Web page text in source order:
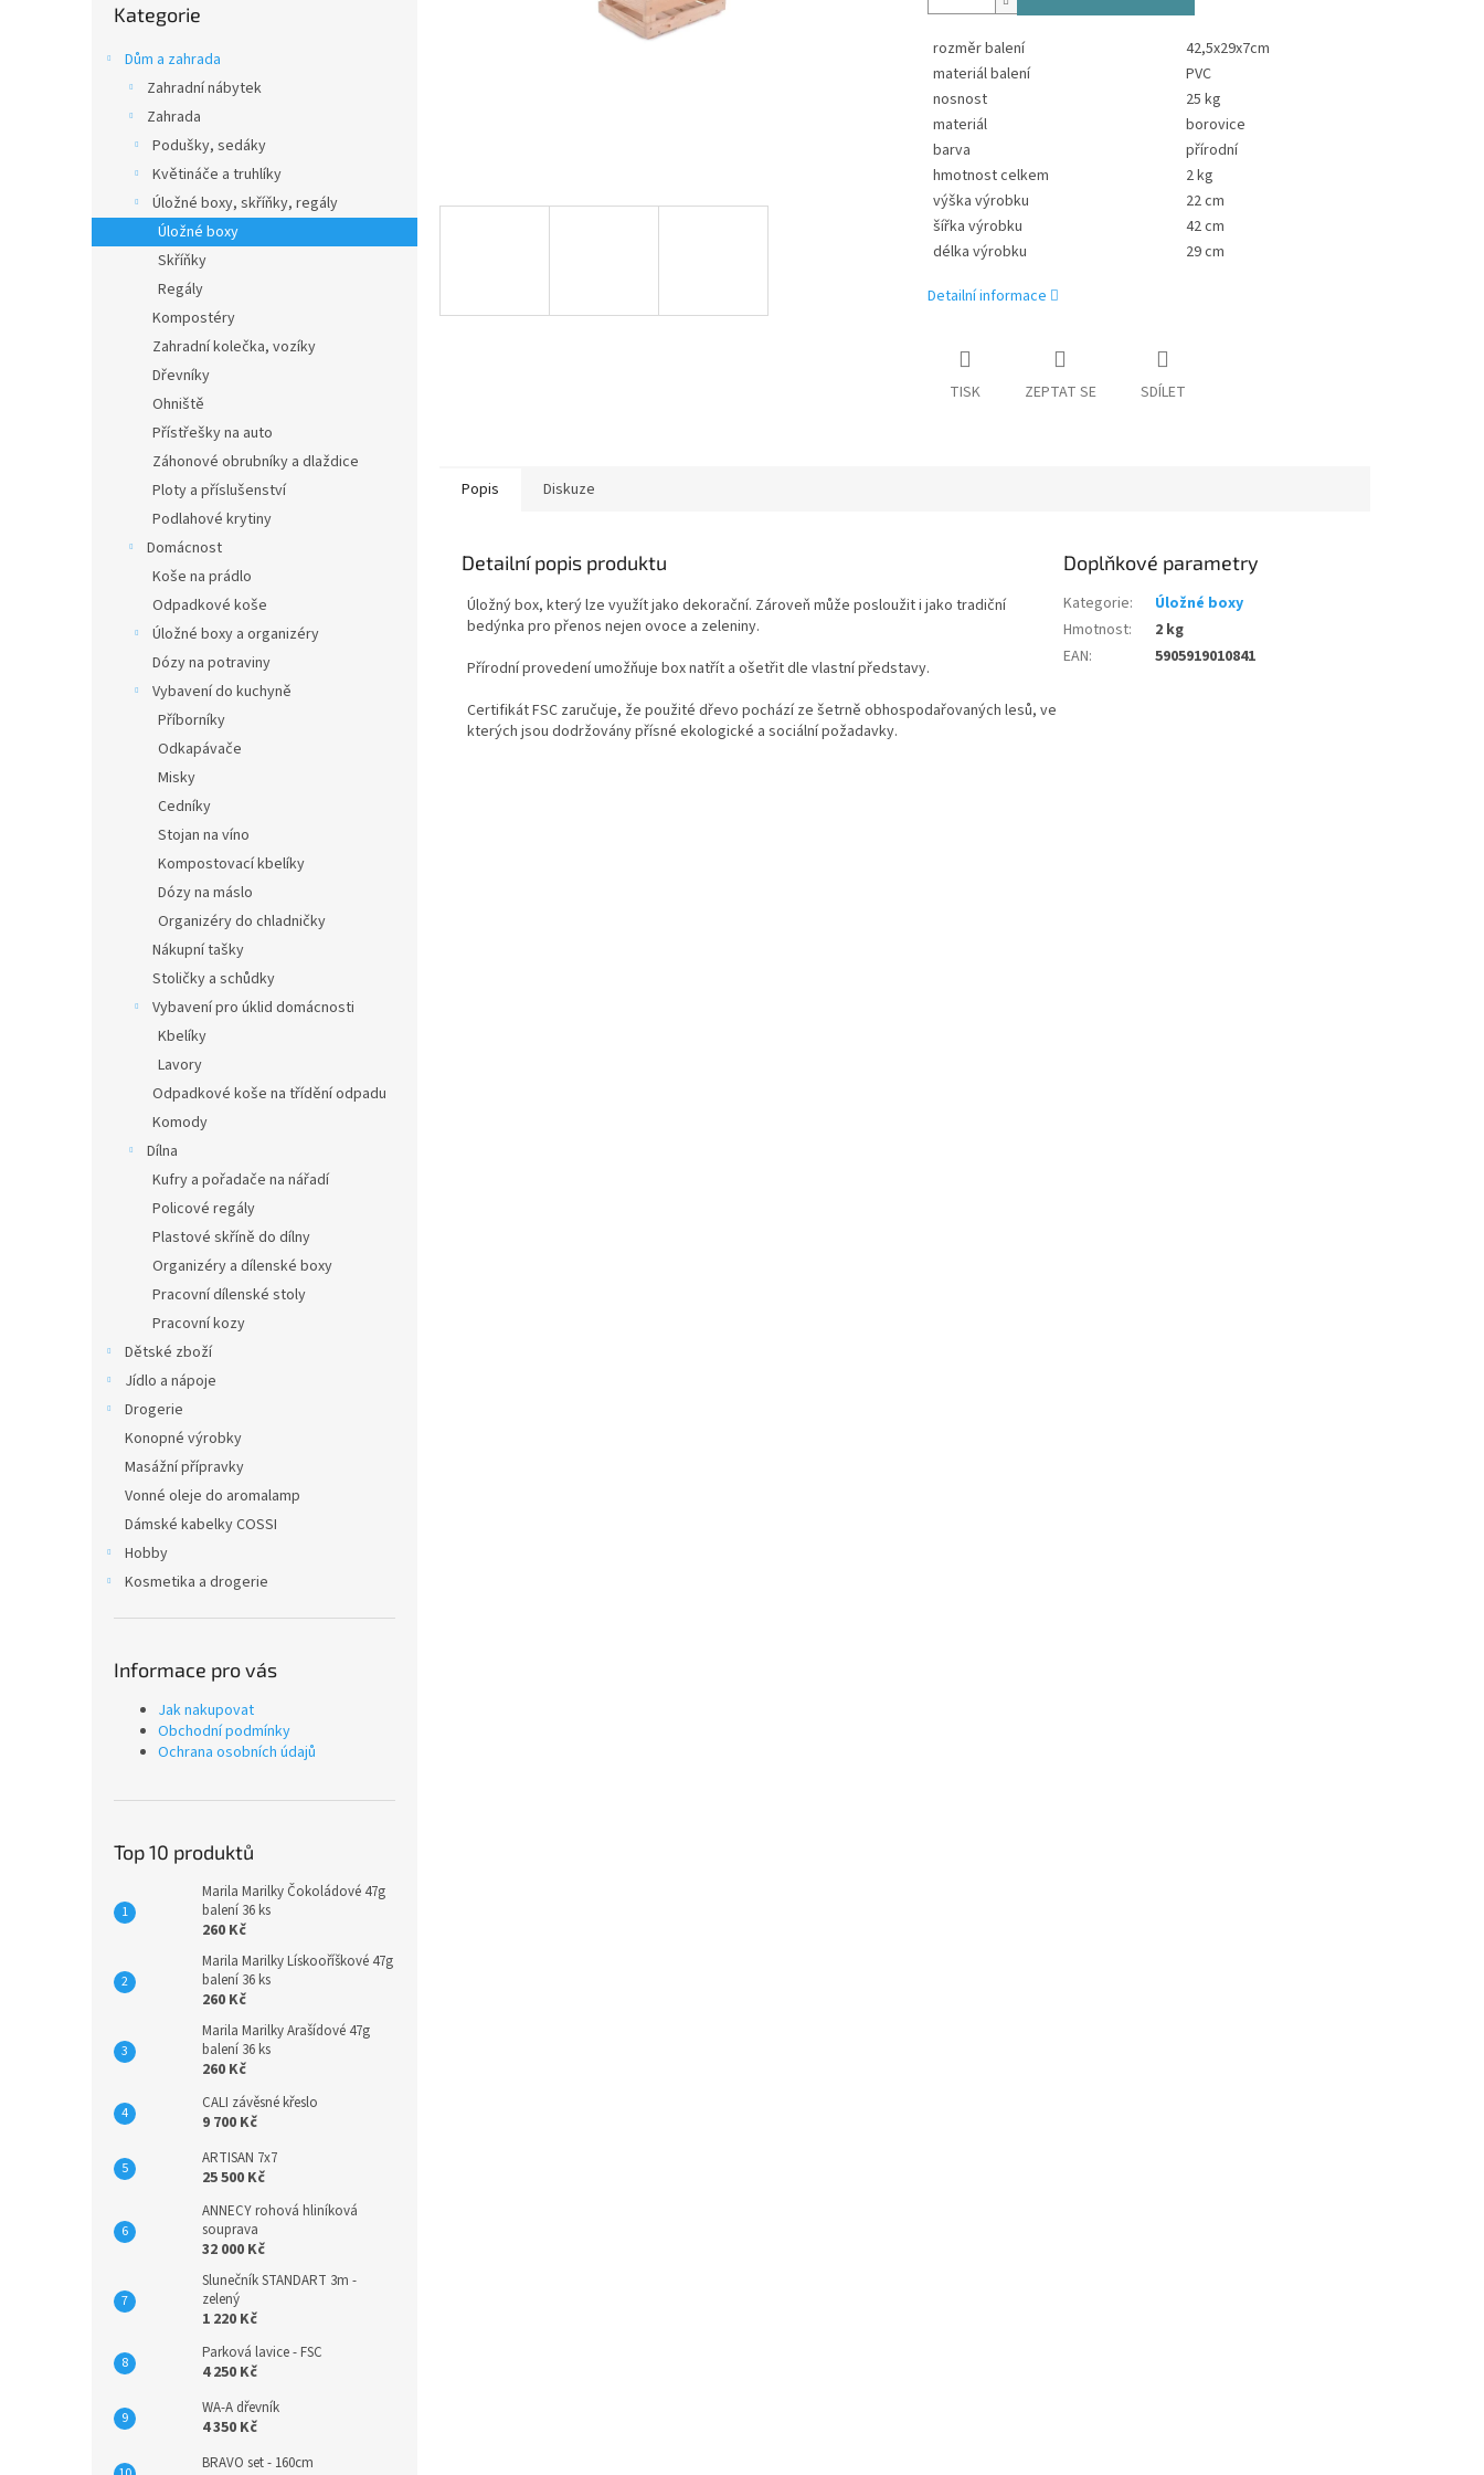
kategorie
Kategorie
Dům a zahrada
Zahradní nábytek
Zahrada
Podušky, sedáky
Květináče a truhlíky
Úložné boxy, skříňky, regály
Úložné boxy
Skříňky
Regály
Kompostéry
Zahradní kolečka, vozíky
Dřevníky
Ohniště
Přístřešky na auto
Záhonové obrubníky a dlaždice
Ploty a příslušenství
Podlahové krytiny
Domácnost
Koše na prádlo
Odpadkové koše
Úložné boxy a organizéry
Dózy na potraviny
Vybavení do kuchyně
Příborníky
Odkapávače
Misky
Cedníky
Stojan na víno
Kompostovací kbelíky
Dózy na máslo
Organizéry do chladničky
Nákupní tašky
Stoličky a schůdky
Vybavení pro úklid domácnosti
Kbelíky
Lavory
Odpadkové koše na třídění odpadu
Komody
Dílna
Kufry a pořadače na nářadí
Policové regály
Plastové skříně do dílny
Organizéry a dílenské boxy
Pracovní dílenské stoly
Pracovní kozy
Dětské zboží
Jídlo a nápoje
Drogerie
Konopné výrobky
Masážní přípravky
Vonné oleje do aromalamp
Dámské kabelky COSSI
Hobby
Kosmetika a drogerie
Informace pro vás
Jak nakupovat
Obchodní podmínky
Ochrana osobních údajů
Top 10 produktů
Marila Marilky Čokoládové 47g
balení 36 ks
260 Kč
Marila Marilky Lískooříškové 47g
balení 36 ks
260 Kč
Marila Marilky Arašídové 47g
balení 36 ks
260 Kč
CALI závěsné křeslo
9 700 Kč
ARTISAN 7x7
25 500 Kč
ANNECY rohová hliníková
souprava
32 000 Kč
Slunečník STANDART 3m -
zelený
1 220 Kč
Parková lavice - FSC
4 250 Kč
WA-A dřevník
4 350 Kč
BRAVO set - 160cm
rozměr balení
42,5x29x7cm
materiál balení
PVC
nosnost
25 kg
materiál
borovice
barva
přírodní
hmotnost celkem
2 kg
výška výrobku
22 cm
šířka výrobku
42 cm
délka výrobku
29 cm
Detailní informace
TISK ZEPTAT SE SDÍLET
Popis Diskuze
Detailní popis produktu
Úložný box, který lze využít jako dekorační. Zároveň může posloužit i jako tradiční
bedýnka pro přenos nejen ovoce a zeleniny.
Přírodní provedení umožňuje box natřít a ošetřit dle vlastní představy.
Certifikát FSC zaručuje, že použité dřevo pochází ze šetrně obhospodařovaných lesů, ve
kterých jsou dodržovány přísné ekologické a sociální požadavky.
Doplňkové parametry
Kategorie:
Úložné boxy
Hmotnost:
2 kg
EAN: 5905919010841